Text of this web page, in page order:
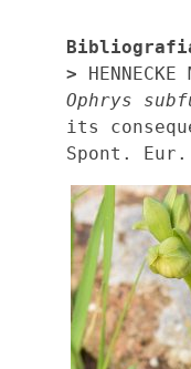
>
Ophrys
its
Spont.